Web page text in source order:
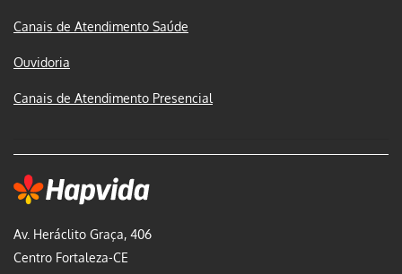
Av. Heráclito Graça, 406
Centro Fortaleza-CE
Canais de Atendimento Saúde
Ouvidoria
Canais de Atendimento Presencial